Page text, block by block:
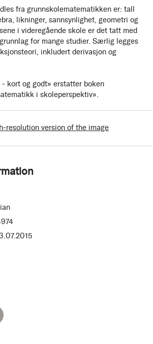
fra grunnskolematematikken er: tall
likninger, sannsynlighet, geometri og
i videregående skole er det tatt med
for mange studier. Særlig legges
inkludert derivasjon og
kort og godt» erstatter boken
i skoleperspektiv».
resolution version of the image